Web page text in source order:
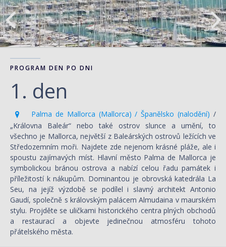
PROGRAM DEN PO DNI
1. den
Palma de Mallorca (Mallorca) / Španělsko (nalodění) /
„Královna Baleár“ nebo také ostrov slunce a umění, to
všechno je Mallorca, největší z Baleárských ostrovů ležících ve
Středozemním moři. Najdete zde nejenom krásné pláže, ale i
spoustu zajímavých míst. Hlavní město Palma de Mallorca je
symbolickou bránou ostrova a nabízí celou řadu památek i
příležitostí k nákupům. Dominantou je obrovská katedrála La
Seu, na jejíž výzdobě se podílel i slavný architekt Antonio
Gaudí, společně s královským palácem Almudaina v maurském
stylu. Projděte se uličkami historického centra plných obchodů
a restaurací a objevte jedinečnou atmosféru tohoto
přátelského města.